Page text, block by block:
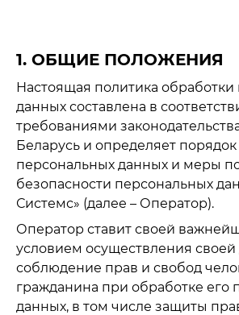
1. ОБЩИЕ ПОЛОЖЕНИЯ
Настоящая политика
данных составлена в
требованиями
Беларусь и определяет
персональных данных и меры
безопасности персональных
Системс» (далее – Оператор).
Оператор ставит своей
условием осуществления своей
соблюдение прав и свобод
гражданина при обработке его
данных, в том числе защиты